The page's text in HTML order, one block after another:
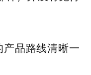
产品路线清晰一